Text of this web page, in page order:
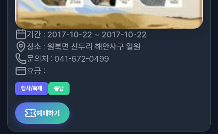
기간 : 2017-10-22 ~ 2017-10-22
장소 : 원북면 신두리 해안사구 일원
문의처 : 041-672-0499
요금 :
행사/축제 충남
예매하기